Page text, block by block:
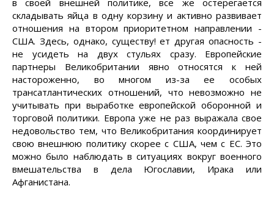
в своей внешней политике, все же остерегается
складывать яйца в одну корзину и активно развивает
отношения на втором приоритетном направлении -
США. Здесь, однако, существу! ет другая опасность -
не усидеть на двух стульях сразу. Европейские
партнеры Великобритании явно относятся к ней
настороженно, во многом из-за ее особых
трансатлантических отношений, что невозможно не
учитывать при выработке европейской оборонной и
торговой политики. Европа уже не раз выражала свое
недовольство тем, что Великобритания координирует
свою внешнюю политику скорее с США, чем с ЕС. Это
можно было наблюдать в ситуациях вокруг военного
вмешательства в дела Югославии, Ирака или
Афганистана.